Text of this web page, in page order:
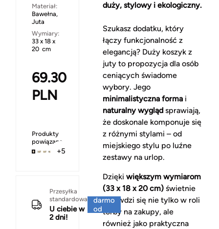
Materiał:
Bawełna,
Juta
Wymiary:
33 x 18 x
20 cm
69.30
PLN
Produkty
powiązane
+5
Przesyłka
standardowa
U ciebie w
2 dni!
darmo
od
150 zł
duży, stylowy i ekologiczny.
Szukasz dodatku, który
łączy funkcjonalność z
elegancją? Duży koszyk z
juty to propozycja dla osób
ceniących świadome
wybory. Jego
minimalistyczna formai
naturalny wyglądsprawiają,
że doskonale komponuje się
z różnymi stylami – od
miejskiego stylu po luźne
zestawy na urlop.
Dzięki większym wymiarom
(33 x 18 x 20 cm)świetnie
sprawdzi się nie tylko w roli
torby na zakupy, ale
również jako praktyczna